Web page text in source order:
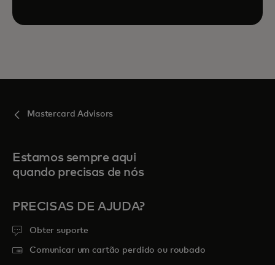
Mastercard Advisors
Estamos sempre aqui
quando precisas de nós
PRECISAS DE AJUDA?
Obter suporte
Comunicar um cartão perdido ou roubado